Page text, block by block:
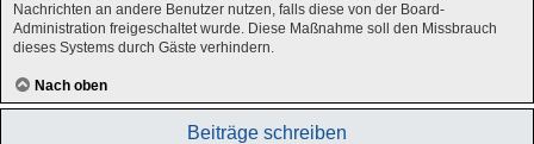
Nachrichten an andere Benutzer nutzen, falls diese von der Board-
Administration freigeschaltet wurde. Diese Maßnahme soll den Missbrauch
dieses Systems durch Gäste verhindern.
Nach oben
Beiträge schreiben